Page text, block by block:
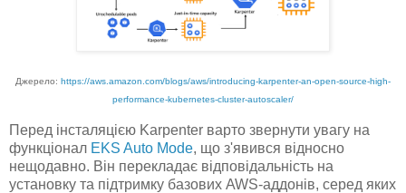
Джерело: https://aws.amazon.com/blogs/aws/introducing-karpenter-an-open-source-high-
performance-kubernetes-cluster-autoscaler/
Перед інсталяцією Karpenter варто звернути увагу на
функціонал EKS Auto Mode, що з'явився відносно
нещодавно. Він перекладає відповідальність на
установку та підтримку базових AWS-аддонів, серед яких